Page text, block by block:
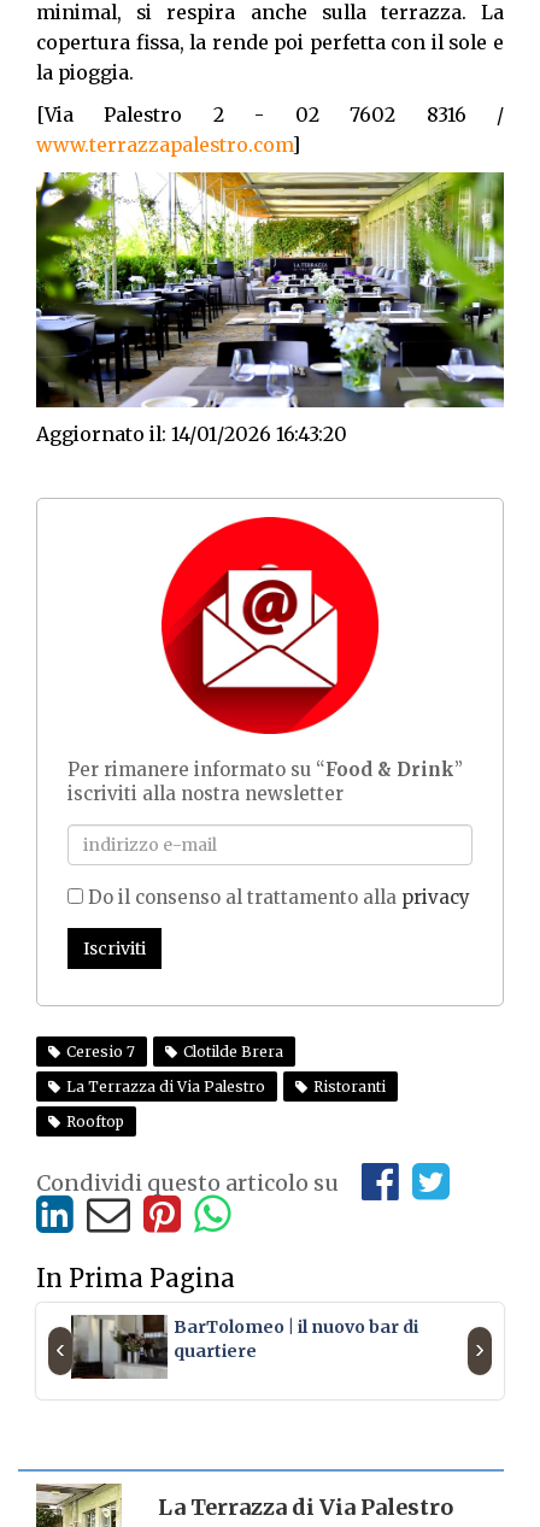
minimal, si respira anche sulla terrazza. La
copertura fissa, la rende poi perfetta con il sole e
la pioggia.
[Via Palestro 2 - 02 7602 8316 /
www.terrazzapalestro.com]
Aggiornato il: 14/01/2026 16:43:20
Per rimanere informato su “Food & Drink”
iscriviti alla nostra newsletter
Do il consenso al trattamento alla privacy
Iscriviti
Ceresio 7
Clotilde Brera
La Terrazza di Via Palestro
Ristoranti
Rooftop
Condividi questo articolo su
In Prima Pagina
BarTolomeo | il nuovo bar di
quartiere
‹ ›
La Terrazza di Via Palestro